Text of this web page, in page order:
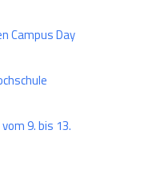
Campus Day
9. bis 13.